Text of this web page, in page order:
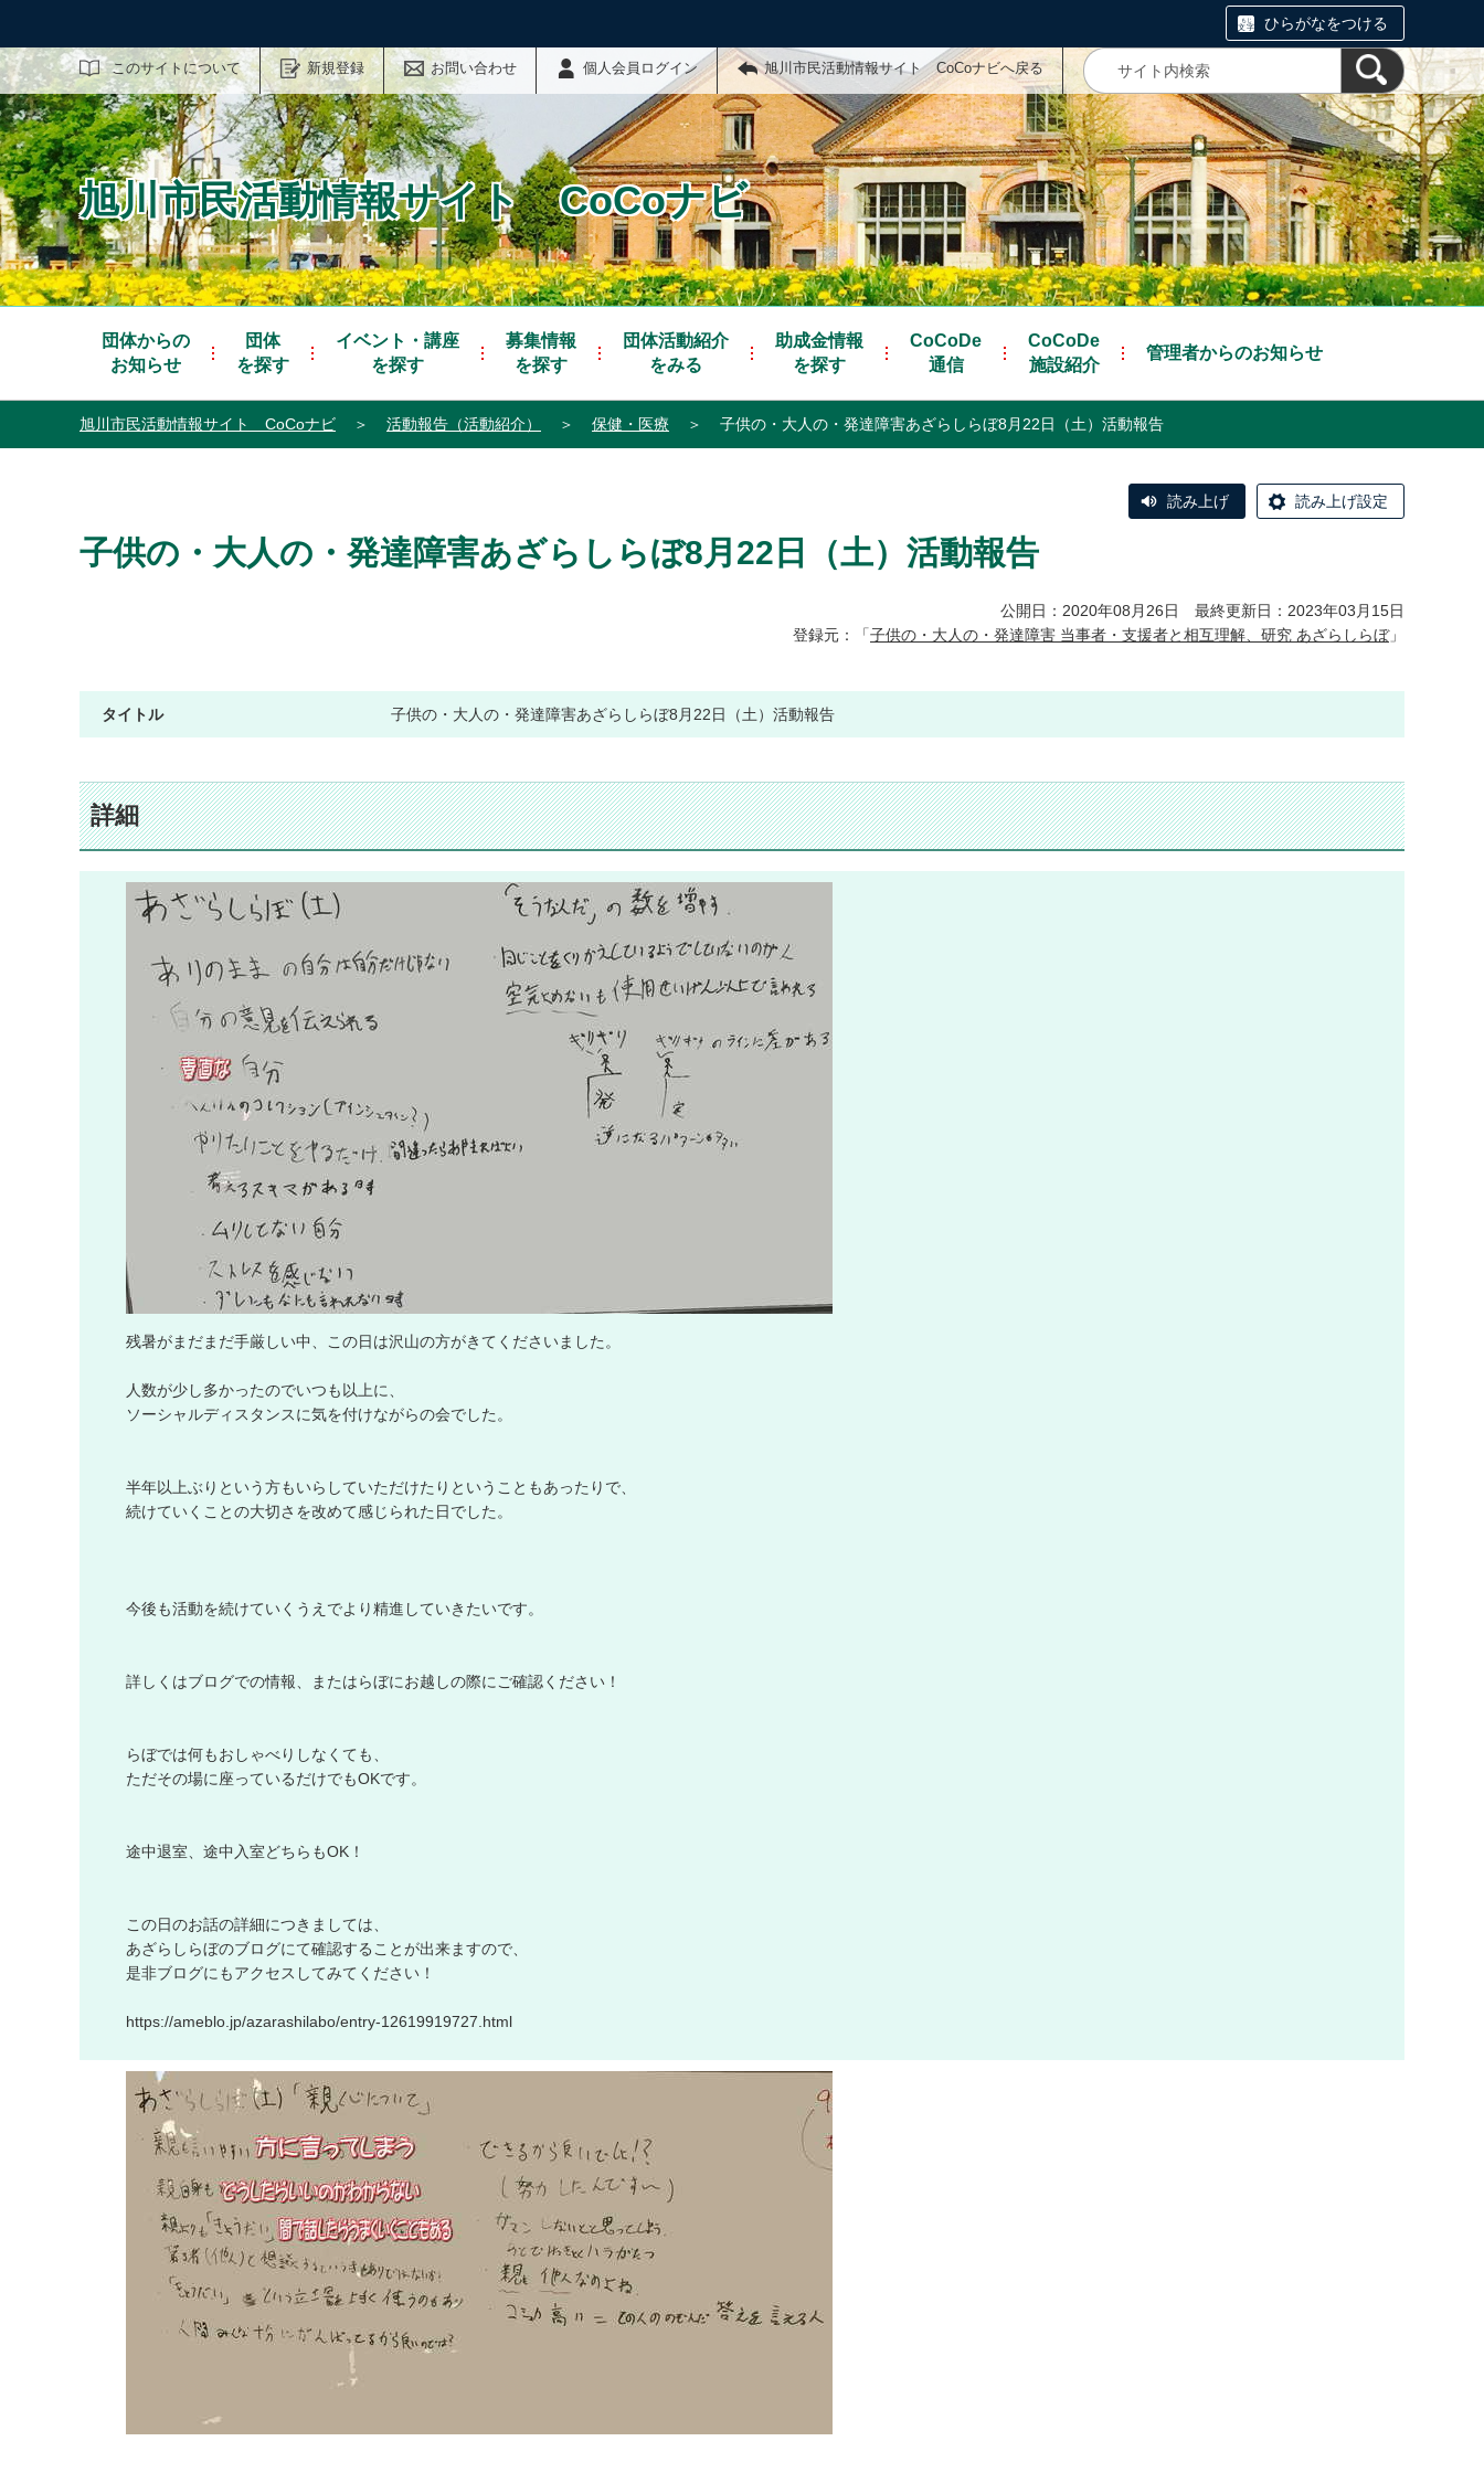
ひらがなをつける
このサイトについて 新規登録 お問い合わせ 個人会員ログイン 旭川市民活動情報サイト CoCoナビへ戻る
サイト内検索
旭川市民活動情報サイト CoCoナビ
団体からの
お知らせ
団体
を探す
イベント・講座
を探す
募集情報
を探す
団体活動紹介
をみる
助成金情報
を探す
CoCoDe
通信
CoCoDe
施設紹介
管理者からのお知らせ
旭川市民活動情報サイト CoCoナビ ＞ 活動報告（活動紹介） ＞ 保健・医療 ＞ 子供の・大人の・発達障害あざらしらぼ8月22日（土）活動報告
読み上げ 読み上げ設定
子供の・大人の・発達障害あざらしらぼ8月22日（土）活動報告
公開日：2020年08月26日 最終更新日：2023年03月15日
登録元：「子供の・大人の・発達障害 当事者・支援者と相互理解、研究 あざらしらぼ」
タイトル 子供の・大人の・発達障害あざらしらぼ8月22日（土）活動報告
詳細
残暑がま だま だ手厳しい中、 この日は沢山の方がき て く ださ いま した。
人数が少し多かったのでいつも 以上に、
ソーシャルディ ス タ ンスに気を付けながらの会でした。
半年以上ぶり と いう方もいら していただけた り と いう こ と もあった り で、
続けていく こ との大切さ を改めて感じ られた 日でした。
今後も活動を続けていく う え でよ り精進 していき たいです。
詳し く はブログでの情報、 ま たはらぼにお越 しの際にご確認く ださ い ！
らぼでは何もお し ゃべり しな く ても、
ただその場に座っているだけでもOKです。
途中退室、 途中 入室どちら もOK ！
この日のお話の詳細につき ま しては、
あざら し らぼのブログにて確認するこ とが出来ますので、
是非ブログにもアクセス してみて く ださ い ！
https://ameblo.jp/azarashilabo/entry-12619919727.html